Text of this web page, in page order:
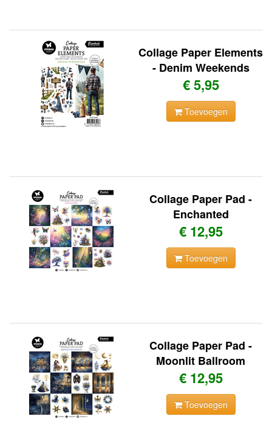
Collage Paper Elements
- Denim Weekends
€ 5,95
Toevoegen
Collage Paper Pad -
Enchanted
€ 12,95
Toevoegen
Collage Paper Pad -
Moonlit Ballroom
€ 12,95
Toevoegen